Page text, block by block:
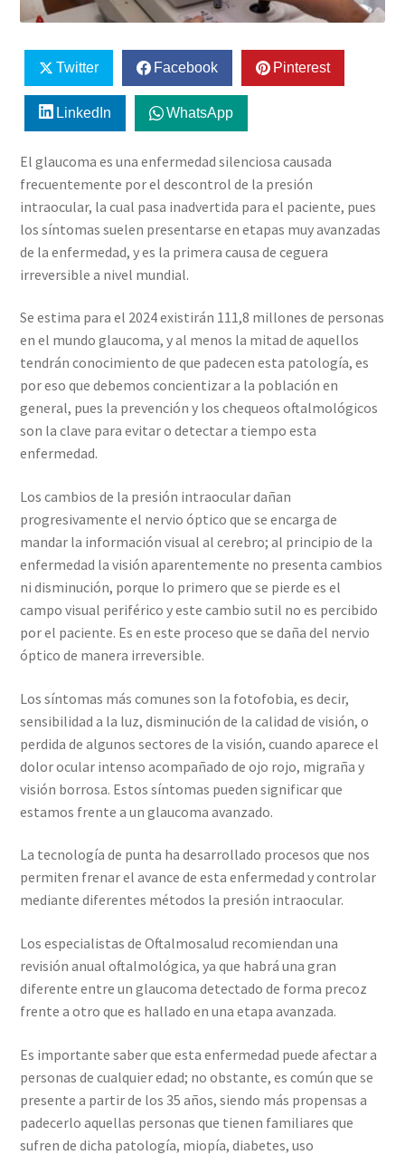
Twitter Facebook Pinterest
LinkedIn WhatsApp
El glaucoma es una enfermedad silenciosa causada
frecuentemente por el descontrol de la presión
intraocular, la cual pasa inadvertida para el paciente, pues
los síntomas suelen presentarse en etapas muy avanzadas
de la enfermedad, y es la primera causa de ceguera
irreversible a nivel mundial.
Se estima para el 2024 existirán 111,8 millones de personas
en el mundo glaucoma, y al menos la mitad de aquellos
tendrán conocimiento de que padecen esta patología, es
por eso que debemos concientizar a la población en
general, pues la prevención y los chequeos oftalmológicos
son la clave para evitar o detectar a tiempo esta
enfermedad.
Los cambios de la presión intraocular dañan
progresivamente el nervio óptico que se encarga de
mandar la información visual al cerebro; al principio de la
enfermedad la visión aparentemente no presenta cambios
ni disminución, porque lo primero que se pierde es el
campo visual periférico y este cambio sutil no es percibido
por el paciente. Es en este proceso que se daña del nervio
óptico de manera irreversible.
Los síntomas más comunes son la fotofobia, es decir,
sensibilidad a la luz, disminución de la calidad de visión, o
perdida de algunos sectores de la visión, cuando aparece el
dolor ocular intenso acompañado de ojo rojo, migraña y
visión borrosa. Estos síntomas pueden significar que
estamos frente a un glaucoma avanzado.
La tecnología de punta ha desarrollado procesos que nos
permiten frenar el avance de esta enfermedad y controlar
mediante diferentes métodos la presión intraocular.
Los especialistas de Oftalmosalud recomiendan una
revisión anual oftalmológica, ya que habrá una gran
diferente entre un glaucoma detectado de forma precoz
frente a otro que es hallado en una etapa avanzada.
Es importante saber que esta enfermedad puede afectar a
personas de cualquier edad; no obstante, es común que se
presente a partir de los 35 años, siendo más propensas a
padecerlo aquellas personas que tienen familiares que
sufren de dicha patología, miopía, diabetes, uso